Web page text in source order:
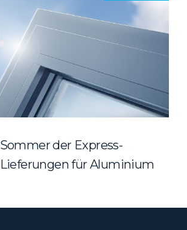
Sommer der Express-
Lieferungen für Aluminium